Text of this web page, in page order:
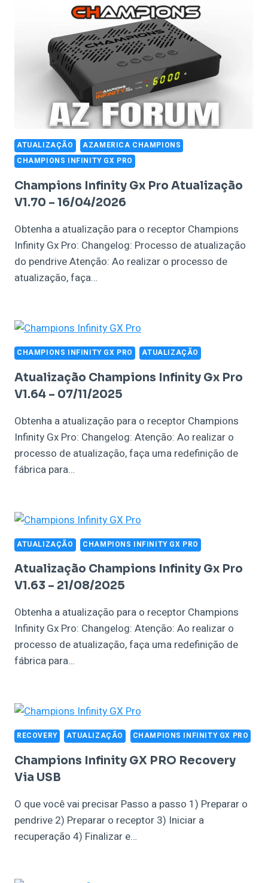
ATUALIZAÇÃO
AZAMERICA CHAMPIONS
CHAMPIONS INFINITY GX PRO
Champions Infinity Gx Pro Atualização
V1.70 – 16/04/2026
Obtenha a atualização para o receptor Champions
Infinity Gx Pro: Changelog: Processo de atualização
do pendrive Atenção: Ao realizar o processo de
atualização, faça…
CHAMPIONS INFINITY GX PRO ATUALIZAÇÃO
Atualização Champions Infinity Gx Pro
V1.64 – 07/11/2025
Obtenha a atualização para o receptor Champions
Infinity Gx Pro: Changelog: Atenção: Ao realizar o
processo de atualização, faça uma redefinição de
fábrica para…
ATUALIZAÇÃO CHAMPIONS INFINITY GX PRO
Atualização Champions Infinity Gx Pro
V1.63 – 21/08/2025
Obtenha a atualização para o receptor Champions
Infinity Gx Pro: Changelog: Atenção: Ao realizar o
processo de atualização, faça uma redefinição de
fábrica para…
RECOVERY ATUALIZAÇÃO CHAMPIONS INFINITY GX PRO
Champions Infinity GX PRO Recovery
Via USB
O que você vai precisar Passo a passo 1) Preparar o
pendrive 2) Preparar o receptor 3) Iniciar a
recuperação 4) Finalizar e…